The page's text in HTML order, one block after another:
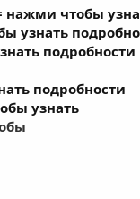
нажми чтобы
узнать
подробности
подробности
узнать